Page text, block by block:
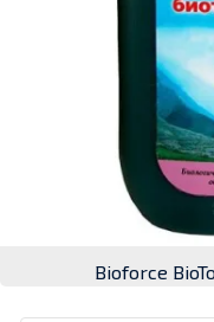
Bioforce